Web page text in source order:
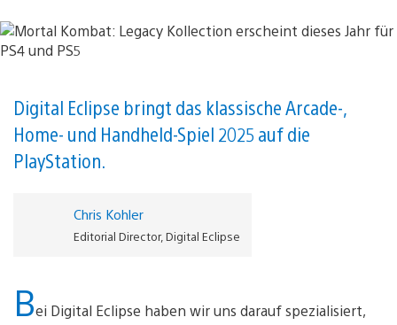
Digital Eclipse bringt das klassische Arcade-,
Home- und Handheld-Spiel 2025 auf die
PlayStation.
Chris Kohler
Editorial Director, Digital Eclipse
Bei Digital Eclipse haben wir uns darauf spezialisiert,